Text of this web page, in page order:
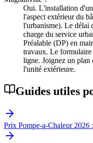
Oui. L'installation
l'aspect extérieur du
l'urbanisme). Le délai
charge du service
Préalable (DP) en
travaux. Le
ligne. Joignez un plan
l'unité extérieure.
Guides utiles
Prix Pompe-a-Chaleur 2026